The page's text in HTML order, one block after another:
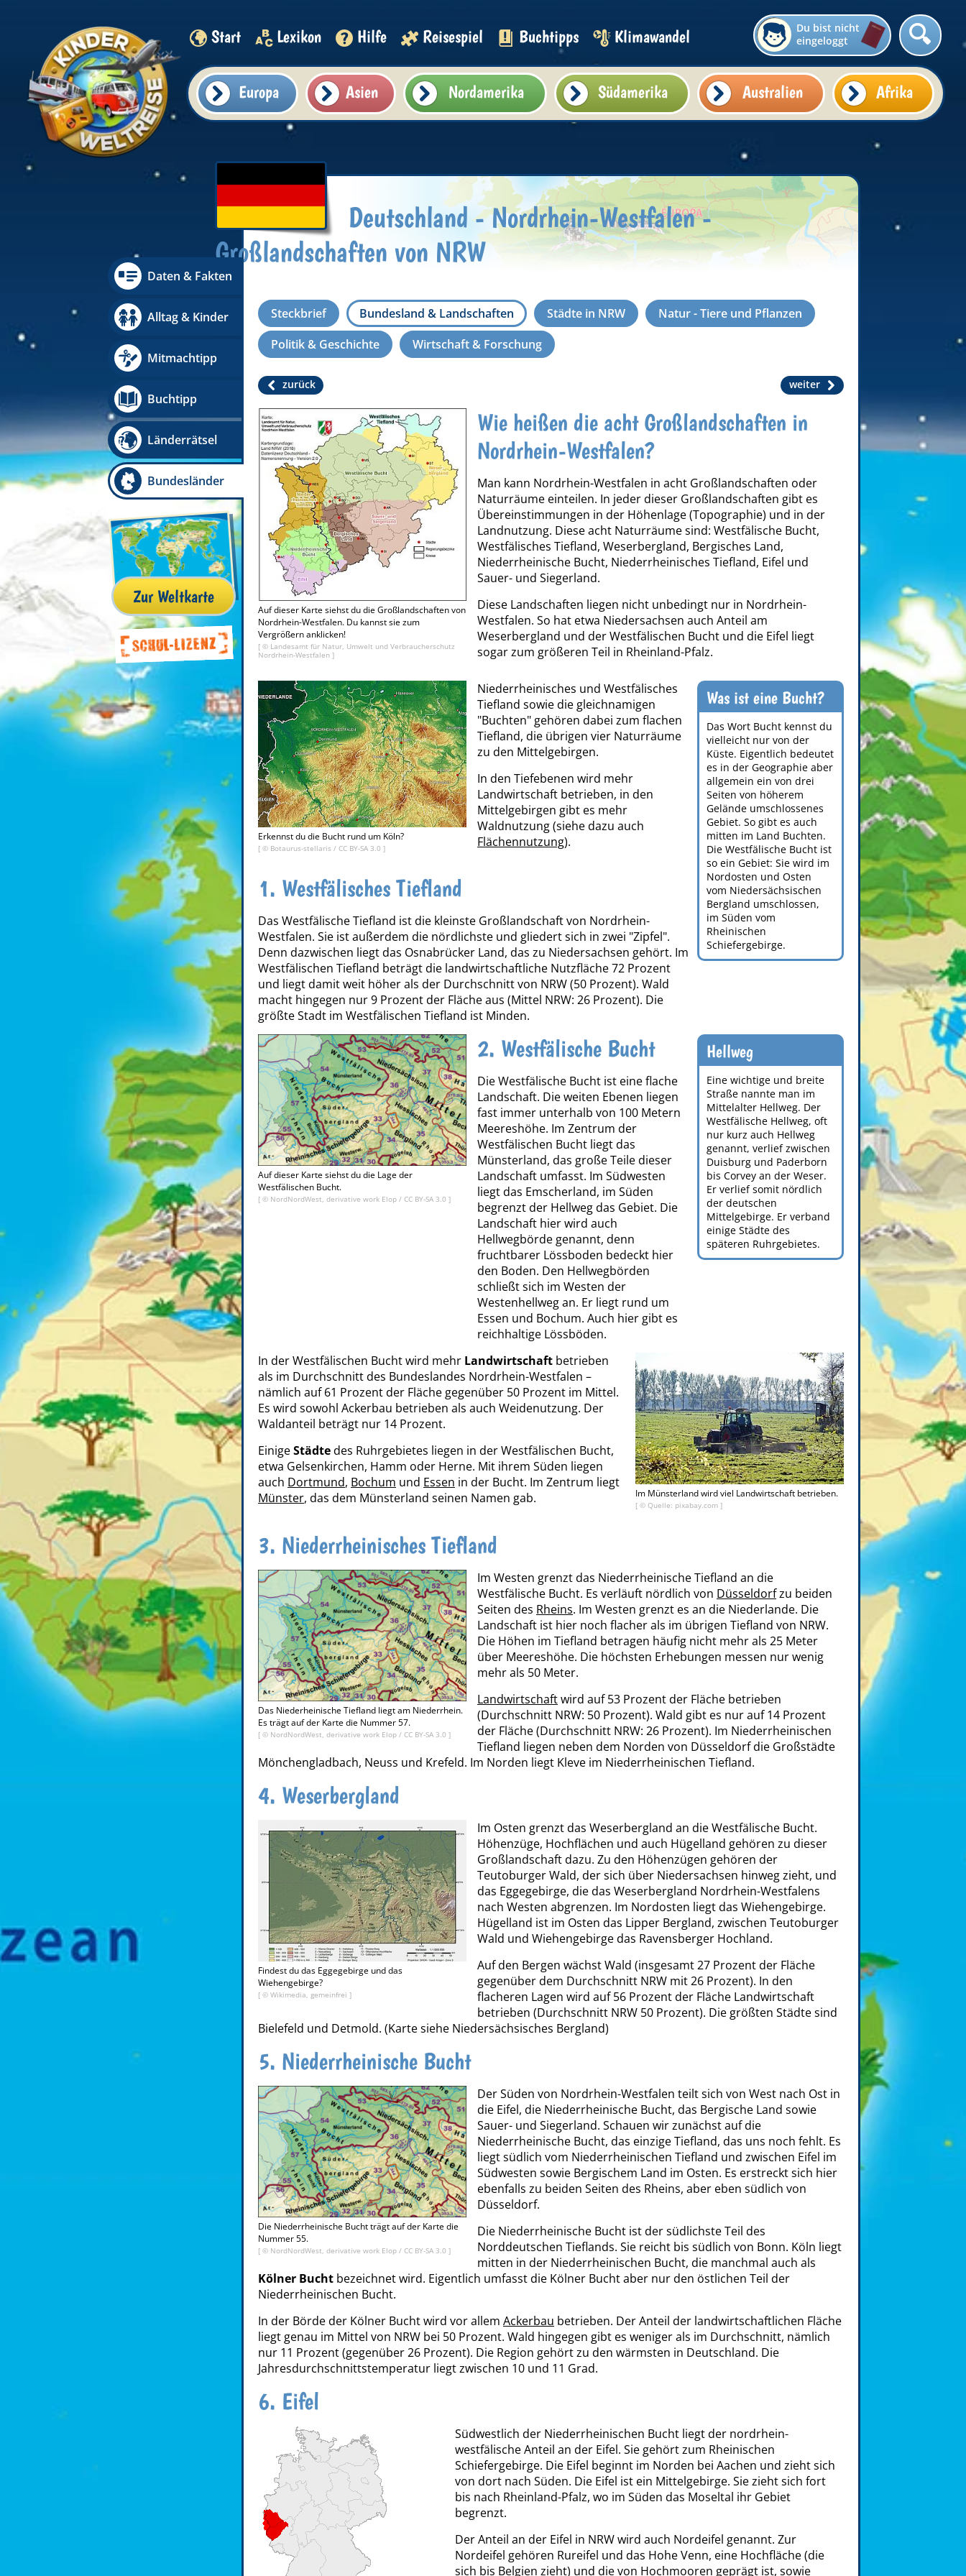
Start Lexikon Hilfe Reisespiel Buchtipps Klimawandel
Du bist nicht
eingeloggt
Europa Asien Nordamerika Südamerika Australien Afrika
Daten & Fakten
Alltag & Kinder
Mitmachtipp
Buchtipp
Länderrätsel
Bundesländer
Zur Weltkarte
Deutschland - Nordrhein-Westfalen -
Großlandschaften von NRW
Steckbrief Bundesland & Landschaften Städte in NRW
Natur - Tiere und Pflanzen
Politik & Geschichte
Wirtschaft & Forschung
zurück weiter
Auf dieser Karte siehst du die Großlandschaften von
Nordrhein-Westfalen. Du kannst sie zum
Vergrößern anklicken!
[ © Landesamt für Natur, Umwelt und Verbraucherschutz
Nordrhein-Westfalen ]
Wie heißen die acht Großlandschaften in
Nordrhein-Westfalen?
Man kann Nordrhein-Westfalen in acht Großlandschaften oder
Naturräume einteilen. In jeder dieser Großlandschaften gibt es
Übereinstimmungen in der Höhenlage (Topographie) und in der
Landnutzung. Diese acht Naturräume sind: Westfälische Bucht,
Westfälisches Tiefland, Weserbergland, Bergisches Land,
Niederrheinische Bucht, Niederrheinisches Tiefland, Eifel und
Sauer- und Siegerland.
Diese Landschaften liegen nicht unbedingt nur in Nordrhein-
Westfalen. So hat etwa Niedersachsen auch Anteil am
Weserbergland und der Westfälischen Bucht und die Eifel liegt
sogar zum größeren Teil in Rheinland-Pfalz.
Was ist eine Bucht?
Das Wort Bucht kennst du
vielleicht nur von der
Küste. Eigentlich bedeutet
es in der Geographie aber
allgemein ein von drei
Seiten von höherem
Gelände umschlossenes
Gebiet. So gibt es auch
mitten im Land Buchten.
Die Westfälische Bucht ist
so ein Gebiet: Sie wird im
Nordosten und Osten
vom Niedersächsischen
Bergland umschlossen,
im Süden vom
Rheinischen
Schiefergebirge.
Erkennst du die Bucht rund um Köln?
[ © Botaurus-stellaris / CC BY-SA 3.0 ]
Niederrheinisches und Westfälisches
Tiefland sowie die gleichnamigen
"Buchten" gehören dabei zum flachen
Tiefland, die übrigen vier Naturräume
zu den Mittelgebirgen.
In den Tiefebenen wird mehr
Landwirtschaft betrieben, in den
Mittelgebirgen gibt es mehr
Waldnutzung (siehe dazu auch
Flächennutzung).
1. Westfälisches Tiefland
Das Westfälische Tiefland ist die kleinste Großlandschaft von Nordrhein-
Westfalen. Sie ist außerdem die nördlichste und gliedert sich in zwei "Zipfel".
Denn dazwischen liegt das Osnabrücker Land, das zu Niedersachsen gehört. Im
Westfälischen Tiefland beträgt die landwirtschaftliche Nutzfläche 72 Prozent
und liegt damit weit höher als der Durchschnitt von NRW (50 Prozent). Wald
macht hingegen nur 9 Prozent der Fläche aus (Mittel NRW: 26 Prozent). Die
größte Stadt im Westfälischen Tiefland ist Minden.
Hellweg
Eine wichtige und breite
Straße nannte man im
Mittelalter Hellweg. Der
Westfälische Hellweg, oft
nur kurz auch Hellweg
genannt, verlief zwischen
Duisburg und Paderborn
bis Corvey an der Weser.
Er verlief somit nördlich
der deutschen
Mittelgebirge. Er verband
einige Städte des
späteren Ruhrgebietes.
Auf dieser Karte siehst du die Lage der
Westfälischen Bucht.
[ © NordNordWest, derivative work Elop / CC BY-SA 3.0 ]
2. Westfälische Bucht
Die Westfälische Bucht ist eine flache
Landschaft. Die weiten Ebenen liegen
fast immer unterhalb von 100 Metern
Meereshöhe. Im Zentrum der
Westfälischen Bucht liegt das
Münsterland, das große Teile dieser
Landschaft umfasst. Im Südwesten
liegt das Emscherland, im Süden
begrenzt der Hellweg das Gebiet. Die
Landschaft hier wird auch
Hellwegbörde genannt, denn
fruchtbarer Lössboden bedeckt hier
den Boden. Den Hellwegbörden
schließt sich im Westen der
Westenhellweg an. Er liegt rund um
Essen und Bochum. Auch hier gibt es
reichhaltige Lössböden.
Im Münsterland wird viel Landwirtschaft betrieben.
[ © Quelle: pixabay.com ]
In der Westfälischen Bucht wird mehr Landwirtschaft betrieben
als im Durchschnitt des Bundeslandes Nordrhein-Westfalen –
nämlich auf 61 Prozent der Fläche gegenüber 50 Prozent im Mittel.
Es wird sowohl Ackerbau betrieben als auch Weidenutzung. Der
Waldanteil beträgt nur 14 Prozent.
EinigeStädtedes Ruhrgebietes liegen in der Westfälischen Bucht,
etwa Gelsenkirchen, Hamm oder Herne. Mit ihrem Süden liegen
auch Dortmund, Bochum und Essen in der Bucht. Im Zentrum liegt
Münster, das dem Münsterland seinen Namen gab.
3. Niederrheinisches Tiefland
Das Niederheinische Tiefland liegt am Niederrhein.
Es trägt auf der Karte die Nummer 57.
[ © NordNordWest, derivative work Elop / CC BY-SA 3.0 ]
Im Westen grenzt das Niederrheinische Tiefland an die
Westfälische Bucht. Es verläuft nördlich von Düsseldorfzu beiden
Seiten des Rheins. Im Westen grenzt es an die Niederlande. Die
Landschaft ist hier noch flacher als im übrigen Tiefland von NRW.
Die Höhen im Tiefland betragen häufig nicht mehr als 25 Meter
über Meereshöhe. Die höchsten Erhebungen messen nur wenig
mehr als 50 Meter.
Landwirtschaftwird auf 53 Prozent der Fläche betrieben
(Durchschnitt NRW: 50 Prozent). Wald gibt es nur auf 14 Prozent
der Fläche (Durchschnitt NRW: 26 Prozent). Im Niederrheinischen
Tiefland liegen neben dem Norden von Düsseldorf die Großstädte
Mönchengladbach, Neuss und Krefeld. Im Norden liegt Kleve im Niederrheinischen Tiefland.
4. Weserbergland
Findest du das Eggegebirge und das
Wiehengebirge?
[ © Wikimedia, gemeinfrei ]
Im Osten grenzt das Weserbergland an die Westfälische Bucht.
Höhenzüge, Hochflächen und auch Hügelland gehören zu dieser
Großlandschaft dazu. Zu den Höhenzügen gehören der
Teutoburger Wald, der sich über Niedersachsen hinweg zieht, und
das Eggegebirge, die das Weserbergland Nordrhein-Westfalens
nach Westen abgrenzen. Im Nordosten liegt das Wiehengebirge.
Hügelland ist im Osten das Lipper Bergland, zwischen Teutoburger
Wald und Wiehengebirge das Ravensberger Hochland.
Auf den Bergen wächst Wald (insgesamt 27 Prozent der Fläche
gegenüber dem Durchschnitt NRW mit 26 Prozent). In den
flacheren Lagen wird auf 56 Prozent der Fläche Landwirtschaft
betrieben (Durchschnitt NRW 50 Prozent). Die größten Städte sind
Bielefeld und Detmold. (Karte siehe Niedersächsisches Bergland)
5. Niederrheinische Bucht
Die Niederrheinische Bucht trägt auf der Karte die
Nummer 55.
[ © NordNordWest, derivative work Elop / CC BY-SA 3.0 ]
Der Süden von Nordrhein-Westfalen teilt sich von West nach Ost in
die Eifel, die Niederrheinische Bucht, das Bergische Land sowie
Sauer- und Siegerland. Schauen wir zunächst auf die
Niederrheinische Bucht, das einzige Tiefland, das uns noch fehlt. Es
liegt südlich vom Niederrheinischen Tiefland und zwischen Eifel im
Südwesten sowie Bergischem Land im Osten. Es erstreckt sich hier
ebenfalls zu beiden Seiten des Rheins, aber eben südlich von
Düsseldorf.
Die Niederrheinische Bucht ist der südlichste Teil des
Norddeutschen Tieflands. Sie reicht bis südlich von Bonn. Köln liegt
mitten in der Niederrheinischen Bucht, die manchmal auch als
Kölner Bucht bezeichnet wird. Eigentlich umfasst die Kölner Bucht aber nur den östlichen Teil der
Niederrheinischen Bucht.
In der Börde der Kölner Bucht wird vor allem Ackerbau betrieben. Der Anteil der landwirtschaftlichen Fläche
liegt genau im Mittel von NRW bei 50 Prozent. Wald hingegen gibt es weniger als im Durchschnitt, nämlich
nur 11 Prozent (gegenüber 26 Prozent). Die Region gehört zu den wärmsten in Deutschland. Die
Jahresdurchschnittstemperatur liegt zwischen 10 und 11 Grad.
6. Eifel
Südwestlich der Niederrheinischen Bucht liegt der nordrhein-
westfälische Anteil an der Eifel. Sie gehört zum Rheinischen
Schiefergebirge. Die Eifel beginnt im Norden bei Aachen und zieht sich
von dort nach Süden. Die Eifel ist ein Mittelgebirge. Sie zieht sich fort
bis nach Rheinland-Pfalz, wo im Süden das Moseltal ihr Gebiet
begrenzt.
Der Anteil an der Eifel in NRW wird auch Nordeifel genannt. Zur
Nordeifel gehören Rureifel und das Hohe Venn, eine Hochfläche (die
sich bis Belgien zieht) und die von Hochmooren geprägt ist, sowie